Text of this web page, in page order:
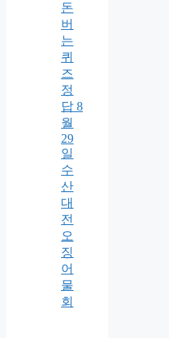
돈
버
는
퀴
즈
정
답 8
월
29
일
수
산
대
전
오
징
어
물
회